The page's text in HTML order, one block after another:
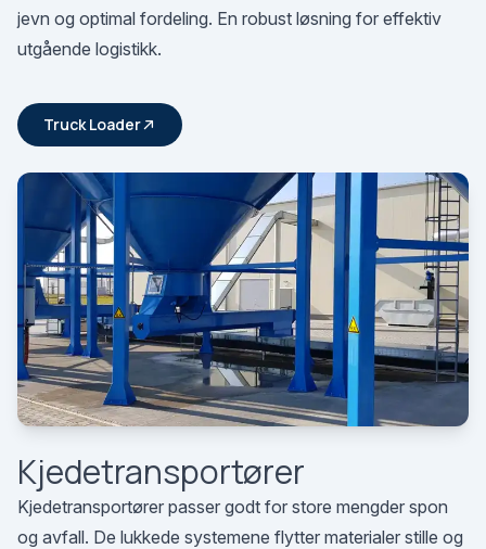
jevn og optimal fordeling. En robust løsning for effektiv
utgående logistikk.
Truck Loader
Kjedetransportører
Kjedetransportører passer godt for store mengder spon
og avfall. De lukkede systemene flytter materialer stille og